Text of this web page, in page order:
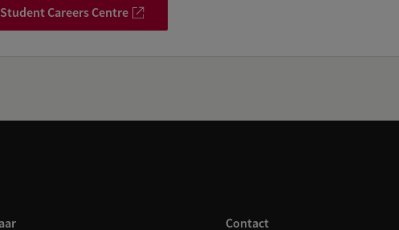
Careers Centre
Contact